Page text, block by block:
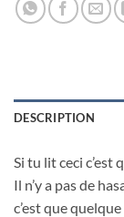
DESCRIPTION
Si tu lit ceci c’est
Il n’y a pas de
c’est que